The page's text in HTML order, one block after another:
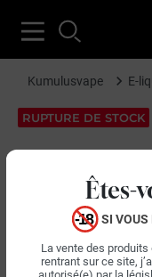
Êtes-
SI VOUS
La vente des
rentrant sur ce site,
Kumulusvape E-
RUPTURE DE STOCK